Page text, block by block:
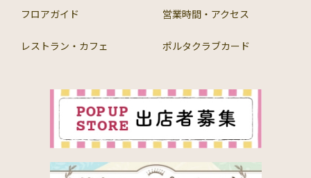
フロアガイド 営業時間・アクセス
レストラン・カフェ ポルタクラブカード